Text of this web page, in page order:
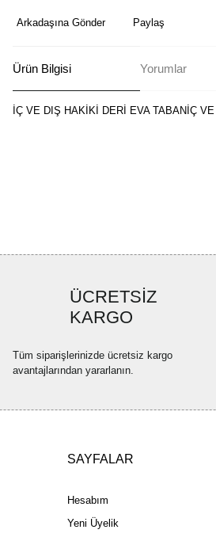
Arkadaşına Gönder Paylaş
Ürün Bilgisi Yorumlar
İÇ VE DIŞ HAKİKİ DERİ EVA TABANİÇ
Ürün fiyatı diğer sitelerden daha pahalı.
Bu ürüne benzer farklı alternatifler olmalı.
ÜCRETSİZ
KARGO
Tüm siparişlerinizde ücretsiz kargo
avantajlarından yararlanın.
SAYFALAR
Hesabım
Yeni Üyelik